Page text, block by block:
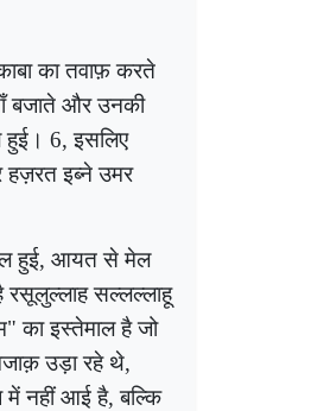
का तवाफ़ करते
बजाते और उनकी
6, इसलिए
हज़रत इब्ने उमर
हुई, आयत से मेल
रसूलुल्लाह सल्लल्लाहू
का इस्तेमाल है जो
उड़ा रहे थे,
में नहीं आई है,बल्कि